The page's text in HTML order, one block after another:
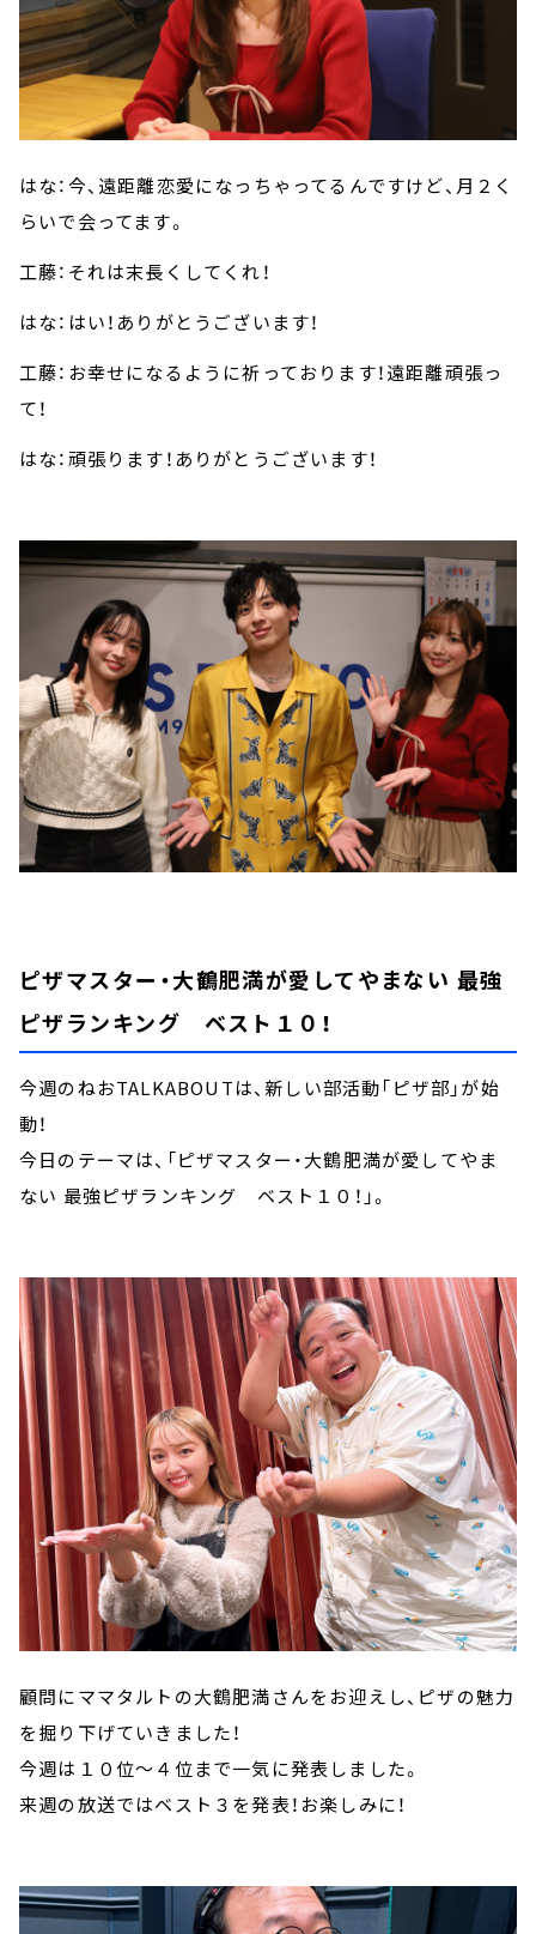
はな：今、遠距離恋愛になっちゃってるんですけど、月２く
らいで会ってます。
工藤：それは末長くしてくれ！
はな：はい！ありがとうございます！
工藤：お幸せになるように祈っております！遠距離頑張っ
て！
はな：頑張ります！ありがとうございます！
ピザマスター・大鶴肥満が愛してやまない 最強
ピザランキング ベスト１０！
今週のねおTALKABOUTは、新しい部活動「ピザ部」が始
動！
今日のテーマは、「ピザマスター・大鶴肥満が愛してやま
ない 最強ピザランキング ベスト１０！」。
顧問にママタルトの大鶴肥満さんをお迎えし、ピザの魅力
を掘り下げていきました！
今週は１０位～４位まで一気に発表しました。
来週の放送ではベスト３を発表！お楽しみに！